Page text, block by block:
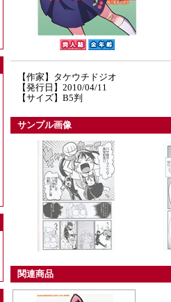
【作家】タケウチドジオ
【発行日】2010/04/11
【サイズ】B5判
サンプル画像
関連商品